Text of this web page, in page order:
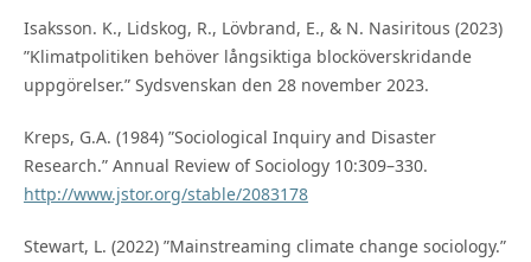
Isaksson. K., Lidskog, R., Lövbrand, E., & N. Nasiritous (2023)
”Klimatpolitiken behöver långsiktiga blocköverskridande
uppgörelser.” Sydsvenskan den 28 november 2023.
Kreps, G.A. (1984) ”Sociological Inquiry and Disaster
Research.” Annual Review of Sociology 10:309–330.
http://www.jstor.org/stable/2083178
Stewart, L. (2022) ”Mainstreaming climate change sociology.”